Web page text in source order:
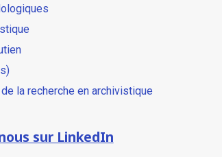
la recherche en archivistique
sur LinkedIn